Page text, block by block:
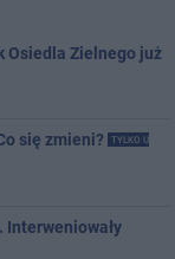
Osiedla Zielnego już
się zmieni?
TYLKO U